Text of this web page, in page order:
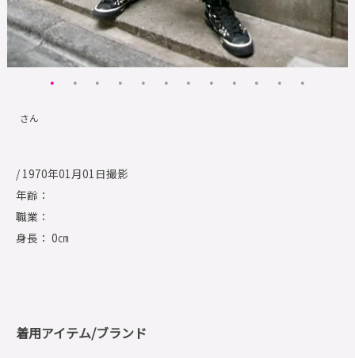
さん
/ 1970年01月01日撮影
年齢：
職業：
身長： 0㎝
着用アイテム/ブランド